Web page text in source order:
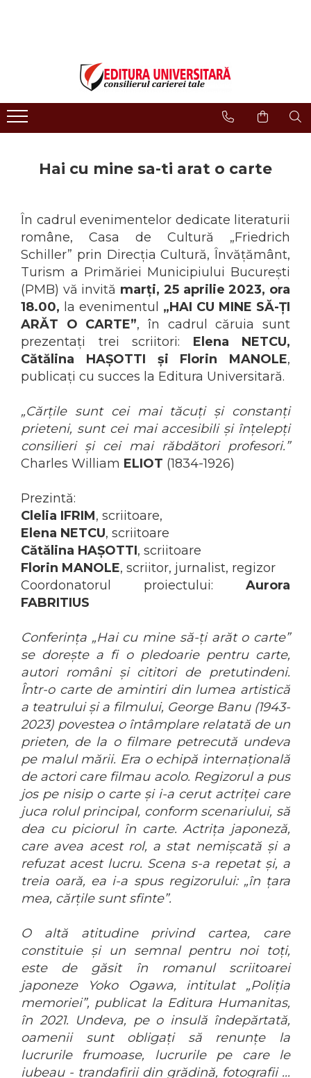
COLECȚII DE CARTE
RELIGIE ȘI FILOSOFIE
ARTE - MULTIMEDIA
SOCIOLOGIE ȘI ȘTIINȚELE
RELAȚII INTERNAȚIONALE ȘI
DIPLOMAȚIE
ȘTIINȚE ALE EDUCAȚIEI
PAMÂNTUL - CASA NOASTRĂ
MEDICINĂ
ȘTIINȚE JURIDICE ȘI
ADMINISTRATIVE
ȘTIINȚE ECONOMICE
ȘTIINȚE EXACTE
EDUCAȚIE FIZICĂ ȘI SPORT
TIMP LIBER
ÎN CURS DE APARIȚIE
NOUTĂȚI
PACHETE DE STUDIU
PROMOȚIILE LUNII
ULTIMELE EXEMPLARE
Filologie
Religie și filosofie
Arte și multimedia
Proceedings
Open Access
Acreditare CNCS
Referenţi
Cariere
Cum Cumpăr
Livrare
Politica de Retur
Formular de Retur
Distribuitori
Evenimente - Lansări
Regulament Campanii
Promotionale
Hai cu mine sa-ti arat o carte
În cadrul evenimentelor dedicate literaturii
române, Casa de Cultură „Friedrich
Schiller” prin Direcția Cultură, Învățământ,
Turism a Primăriei Municipiului București
(PMB) vă invită marți, 25 aprilie 2023, ora
18.00, la evenimentul „HAI CU MINE SĂ-ȚI
ARĂT O CARTE”, în cadrul căruia sunt
prezentați trei scriitori: Elena NETCU,
Cătălina HAȘOTTI și Florin MANOLE,
publicați cu succes la Editura Universitară.
„Cărțile sunt cei mai tăcuți și constanți
prieteni, sunt cei mai accesibili și înțelepți
consilieri și cei mai răbdători profesori.”
Charles William ELIOT (1834-1926)
Prezintă:
Clelia IFRIM, scriitoare,
Elena NETCU, scriitoare
Cătălina HAȘOTTI, scriitoare
Florin MANOLE, scriitor, jurnalist, regizor
Coordonatorul proiectului: Aurora
FABRITIUS
Conferința „Hai cu mine să-ți arăt o carte”
se dorește a fi o pledoarie pentru carte,
autori români și cititori de pretutindeni.
Într-o carte de amintiri din lumea artistică
a teatrului și a filmului, George Banu (1943-
2023) povestea o întâmplare relatată de un
prieten, de la o filmare petrecută undeva
pe malul mării. Era o echipă internațională
de actori care filmau acolo. Regizorul a pus
jos pe nisip o carte și i-a cerut actriței care
juca rolul principal, conform scenariului, să
dea cu piciorul în carte. Actrița japoneză,
care avea acest rol, a stat nemișcată și a
refuzat acest lucru. Scena s-a repetat și, a
treia oară, ea i-a spus regizorului: „în țara
mea, cărțile sunt sfinte”.
O altă atitudine privind cartea, care
constituie și un semnal pentru noi toți,
este de găsit în romanul scriitoarei
japoneze Yoko Ogawa, intitulat „Poliția
memoriei”, publicat la Editura Humanitas,
în 2021. Undeva, pe o insulă îndepărtată,
oamenii sunt obligați să renunțe la
lucrurile frumoase, lucrurile pe care le
iubeau - trandafirii din grădină, fotografii ...